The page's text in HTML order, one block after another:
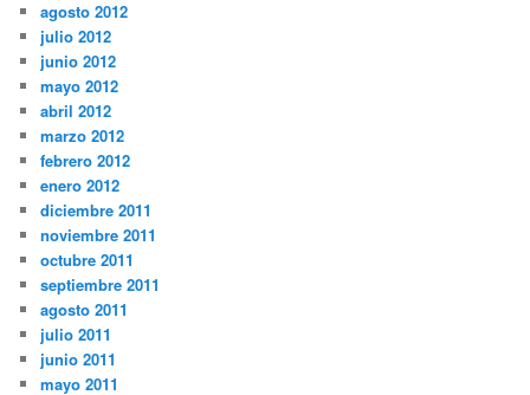
agosto 2012
julio 2012
junio 2012
mayo 2012
abril 2012
marzo 2012
febrero 2012
enero 2012
diciembre 2011
noviembre 2011
octubre 2011
septiembre 2011
agosto 2011
julio 2011
junio 2011
mayo 2011